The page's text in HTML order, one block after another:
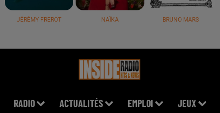
JÉRÉMY FREROT NAÏKA BRUNO MARS
RADIO ACTUALITÉS EMPLOI JEUX